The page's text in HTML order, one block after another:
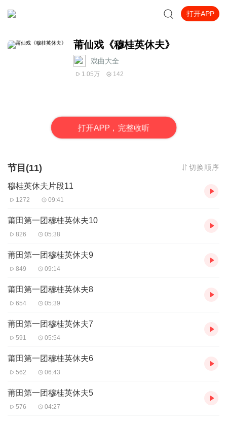
打开APP
莆仙戏《穆桂英休夫》
戏曲大全
1.05万 142
打开APP，完整收听
节目(11) 切换顺序
穆桂英休夫片段11
1272 09:41
莆田第一团穆桂英休夫10
826 05:38
莆田第一团穆桂英休夫9
849 09:14
莆田第一团穆桂英休夫8
654 05:39
莆田第一团穆桂英休夫7
591 05:54
莆田第一团穆桂英休夫6
562 06:43
莆田第一团穆桂英休夫5
576 04:27